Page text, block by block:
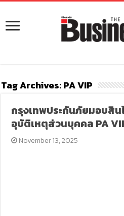
Tag Archives:PA VIP
กรุงเทพประกันภัยมอบสิน
อุบัติเหตุส่วนบุคคล PA
November 13, 2025